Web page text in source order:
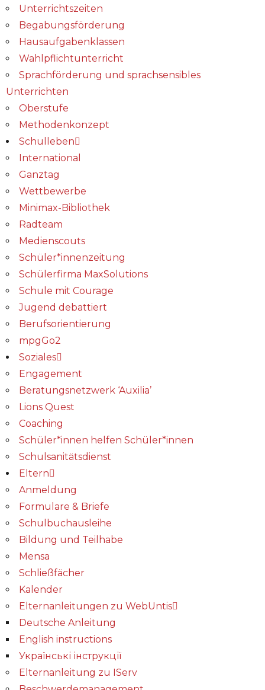
Unterrichtszeiten
Begabungs­förderung
Hausaufgabenklassen
Wahlpflichtunterricht
Sprachförderung und sprachsensibles
Unterrichten
Oberstufe
Methodenkonzept
Schulleben
International
Ganztag
Wettbewerbe
Minimax-Bibliothek​
Radteam
Medienscouts
Schüler*innenzeitung
Schülerfirma MaxSolutions
Schule mit Courage
Jugend debattiert
Berufsorientierung
mpgGo2
Soziales
Engagement
Beratungsnetzwerk ‘Auxilia’
Lions Quest
Coaching
Schüler*innen helfen Schüler*innen
Schulsanitätsdienst
Eltern
Anmeldung
Formulare & Briefe
Schulbuchausleihe
Bildung und Teilhabe
Mensa
Schließfächer
Kalender
Elternanleitungen zu WebUntis
Deutsche Anleitung
English instructions
Українські інструкції
Elternanleitung zu IServ